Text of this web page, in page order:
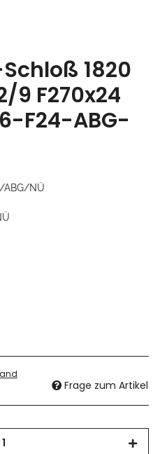
Schloß 1820
9 F270x24
F24-ABG-
ABG/NÜ
Frage zum Artikel